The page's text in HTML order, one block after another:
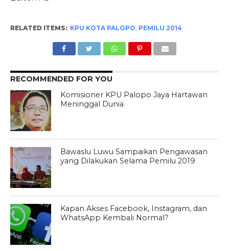
RELATED ITEMS: KPU KOTA PALOPO, PEMILU 2014
RECOMMENDED FOR YOU
Komisioner KPU Palopo Jaya Hartawan
Meninggal Dunia
Bawaslu Luwu Sampaikan Pengawasan
yang Dilakukan Selama Pemilu 2019
Kapan Akses Facebook, Instagram, dan
WhatsApp Kembali Normal?